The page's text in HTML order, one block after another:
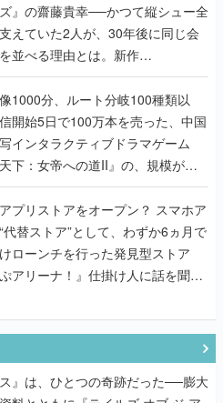
』の齋藤貴幸──かつて縦シュー全
えていた2人が、30年後に同じ会
並べる理由とは。新作
EXTREME』で初タッグを組
ェンド2人に訊く開発秘話
1000分、ルート分岐100種類以
開始5日で100万本を売った、中国
インタラクティブドラマゲーム
天下：女帝への道II』の、規模が違
りをプロデューサーに聞いた
リストアをオープン？ スマホア
代替ストア”として、わずか6ヵ月で
ローンチを行った発見型ストア
ぷアリーナ！』仕掛け人に話を聞い
ス』は、ひとつの奇跡だった──膨大